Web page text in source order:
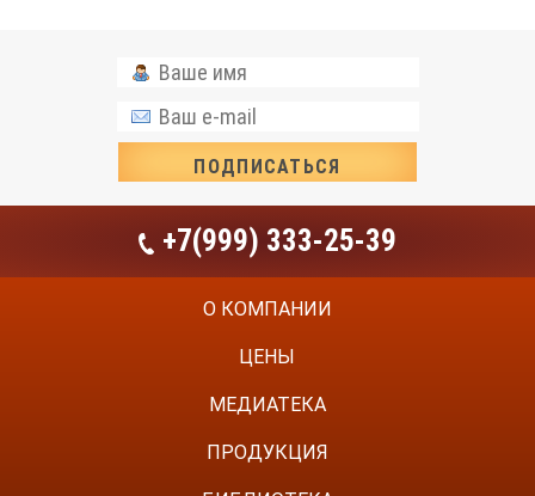
+7(999) 333-25-39
О КОМПАНИИ
ЦЕНЫ
МЕДИАТЕКА
ПРОДУКЦИЯ